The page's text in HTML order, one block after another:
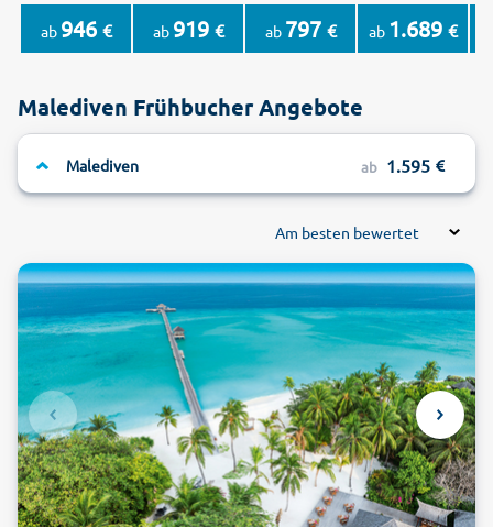
ab 946 € ab 919 € ab 797 € ab 1.689 €
Malediven Frühbucher Angebote
Malediven ab 1.595
Am besten bewertet